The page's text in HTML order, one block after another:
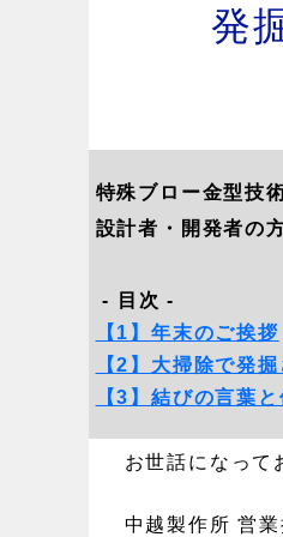
発掘
特殊ブロー金型技
設計者・開発者の
- 目次 -
【1】 年末のご挨拶
【2】 大掃除で発
【3】 結びの言葉と
お世話になって
中越製作所 営業